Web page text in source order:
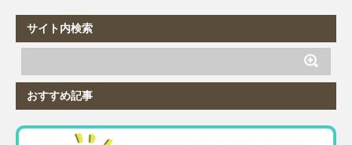
サイト内検索
おすすめ記事